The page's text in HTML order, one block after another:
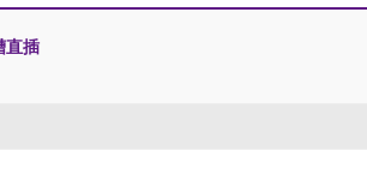
直插